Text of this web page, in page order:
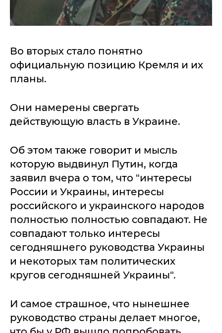
Во вторых стало понятно
официальную позицию Кремля и их
планы.
Они намерены свергать
действующую власть в Украине.
Об этом также говорит и мысль
которую выдвинул Путин, когда
заявил вчера о том, что "интересы
России и Украины, интересы
российского и украинского народов
полностью полностью совпадают. Не
совпадают только интересы
сегодняшнего руководства Украины
и некоторых там политических
кругов сегодняшней Украины".
И самое страшное, что нынешнее
руководство страны делает многое,